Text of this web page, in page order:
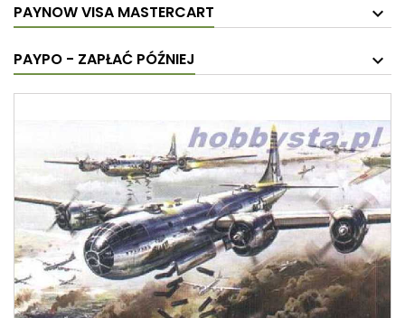
PAYNOW VISA MASTERCART
PAYPO - ZAPŁAĆ PÓŹNIEJ